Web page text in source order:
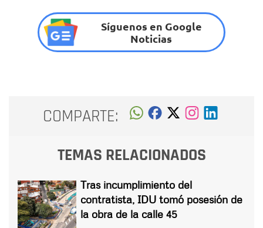
Síguenos en Google
Noticias
COMPARTE:
TEMAS RELACIONADOS
Tras incumplimiento del
contratista, IDU tomó posesión de
la obra de la calle 45